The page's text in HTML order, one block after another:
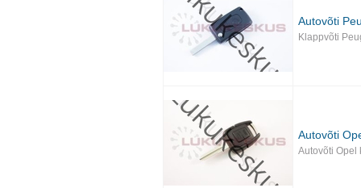
Autovõti
Klappvõti
Autovõti
Autovõti Opel